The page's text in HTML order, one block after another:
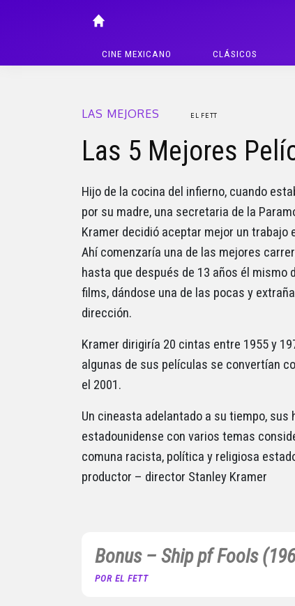
CINE MEXICANO CLÁSICOS
LAS MEJORES EL FETT
Las 5 Mejores
Hijo de la cocina del infierno, cuando
por su madre, una secretaria de la
Kramer decidió aceptar mejor un trabajo
Ahí comenzaría una de las mejores
hasta que después de 13 años él
films, dándose una de las pocas y
dirección.
Kramer dirigiría 20 cintas entre 1955 y
algunas de sus películas se convertían
el 2001.
Un cineasta adelantado a su tiempo,
estadounidense con varios temas
comuna racista, política y religiosa
productor – director Stanley Kramer
Bonus – Ship pf Fools
POR EL FETT